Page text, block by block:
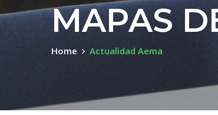
MAPAS
Home Actualidad Aema